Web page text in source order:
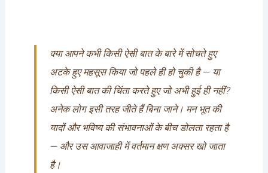
क्या आपने कभी किसी ऐसी बात के बारे में सोचते हुए
अटके हुए महसूस किया जो पहले ही हो चुकी है — या
किसी ऐसी बात की चिंता करते हुए जो अभी हुई ही नहीं?
अनेक लोग इसी तरह जीते हैं बिना जाने। मन भूत की
यादों और भविष्य की संभावनाओं के बीच डोलता रहता है
— और उस आवाजाही में वर्तमान क्षण अक्सर खो जाता
है।